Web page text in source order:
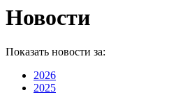
Новости
Показать новости за:
2026
2025